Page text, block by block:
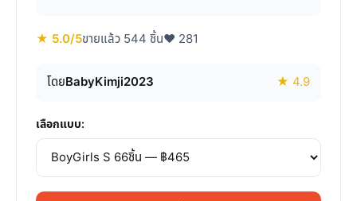
★ 5.0/5ขายแล้ว 544 ชิ้น♥ 281
โดยBabyKimji2023 ★ 4.9
เลือกแบบ: